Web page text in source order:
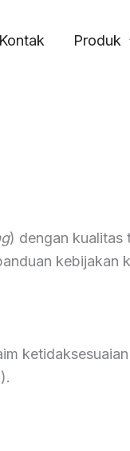
Kontak Produk
) dengan kualitas
kebijakan